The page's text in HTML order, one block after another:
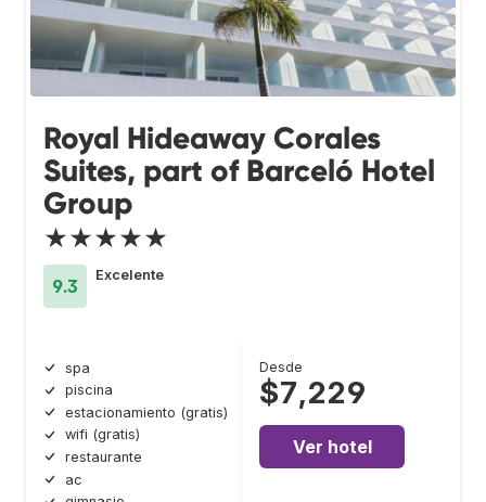
Royal Hideaway Corales
Suites, part of Barceló Hotel
Group
★★★★★
9.3
Excelente
spa
piscina
estacionamiento (gratis)
wifi (gratis)
restaurante
ac
Desde
$7,229
Ver hotel